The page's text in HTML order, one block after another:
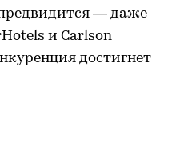
— даже
и Carlson
достигнет